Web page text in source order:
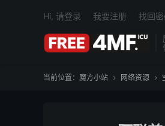
Hi, 请登录 我要注册 找回密
当前位置： 魔方小站  网络资源 